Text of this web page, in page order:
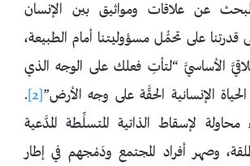
عن علاقات ومواثيق بين الإنسان
قدرتنا على تحمُّل مسؤوليتنا أمام الطبيعة،
الأساسيَّ “لتأتِ فعلك على الوجه الذي
الإنسانية الحقَّة على وجه الأرض”[2]
.
محاولة لإسقاط الذاتية المتسلِّطة المدَّعية
وصهر أفراد المجتمع ودَمْجهم في إطار